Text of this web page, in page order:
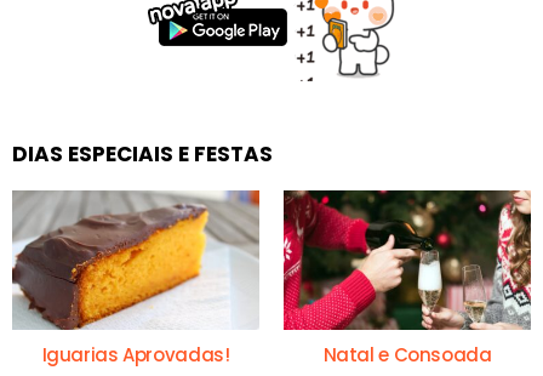
DIAS ESPECIAIS E FESTAS
Iguarias Aprovadas! Natal e Consoada